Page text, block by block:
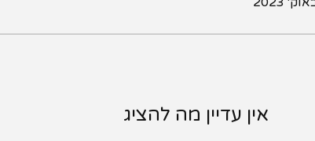
אין עדיין מה להציג